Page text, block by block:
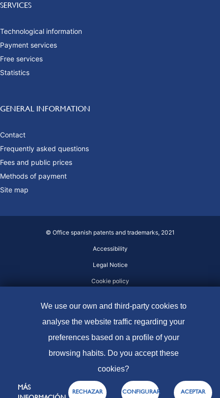
SERVICES
Technological information
Payment services
Free services
Statistics
GENERAL INFORMATION
Contact
Frequently asked questions
Fees and public prices
Methods of payment
Site map
© Office spanish patents and trademarks, 2021
Accessibility
Legal Notice
Cookie policy
We use our own and third-party cookies to
analyse the website traffic regarding your
preferences based on a profile of your
browsing habits. Do you accept these
cookies?
MÁS
RECHAZAR CONFIGURAR ACEPTAR